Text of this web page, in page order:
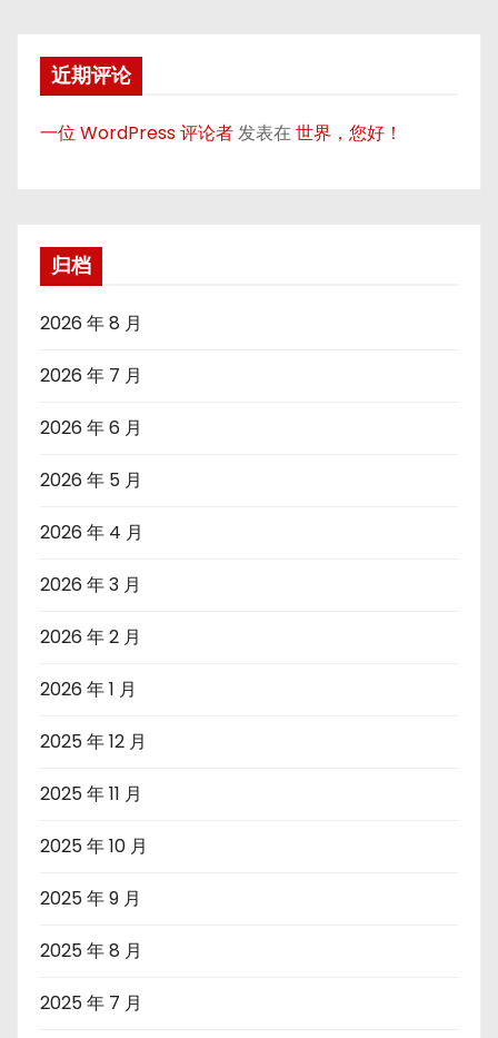
近期评论
一位 WordPress 评论者发表在世界，您好！
归档
2026 年 8 月
2026 年 7 月
2026 年 6 月
2026 年 5 月
2026 年 4 月
2026 年 3 月
2026 年 2 月
2026 年 1 月
2025 年 12 月
2025 年 11 月
2025 年 10 月
2025 年 9 月
2025 年 8 月
2025 年 7 月